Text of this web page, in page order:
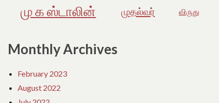
மு க ஸ்டாலின் முதல்வர் விருது
Monthly Archives
February 2023
August 2022